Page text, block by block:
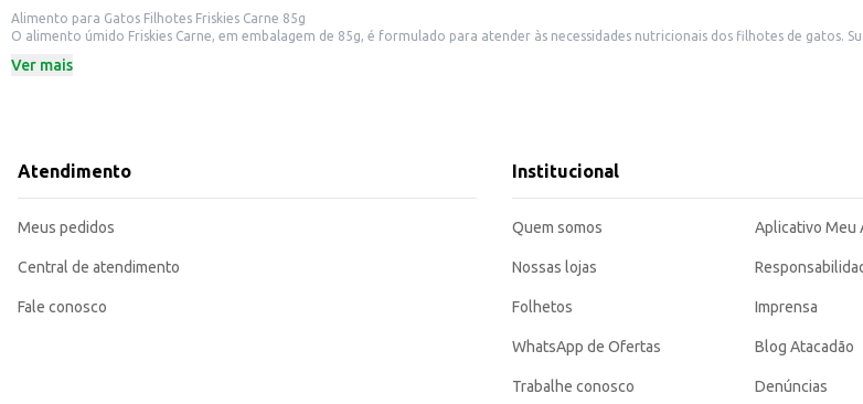
Alimento para Gatos Filhotes Friskies Carne 85g
O alimento úmido Friskies Carne, em embalagem de 85g, é formulado para atender às necessidades nutricionais dos filhotes de gatos.
Dicas de Uso:
Ver mais
Atendimento
Meus pedidos
Central de atendimento
Fale conosco
Institucional
Quem somos
Nossas lojas
Folhetos
WhatsApp de Ofertas
Trabalhe conosco
Aplicativo Meu
Imprensa
Blog Atacadão
Denúncias